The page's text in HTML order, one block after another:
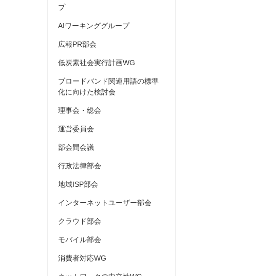
プ
AIワーキンググループ
広報PR部会
低炭素社会実行計画WG
ブロードバンド関連用語の標準
化に向けた検討会
理事会・総会
運営委員会
部会間会議
行政法律部会
地域ISP部会
インターネットユーザー部会
クラウド部会
モバイル部会
消費者対応WG